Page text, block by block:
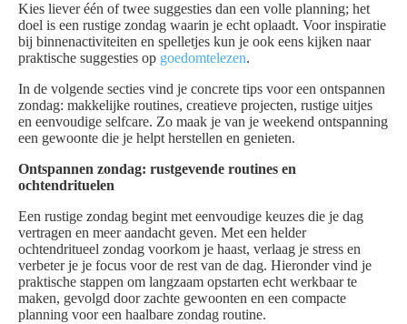
Kies liever één of twee suggesties dan een volle planning; het
doel is een rustige zondag waarin je echt oplaadt. Voor inspiratie
bij binnenactiviteiten en spelletjes kun je ook eens kijken naar
praktische suggesties op goedomtelezen.
In de volgende secties vind je concrete tips voor een ontspannen
zondag: makkelijke routines, creatieve projecten, rustige uitjes
en eenvoudige selfcare. Zo maak je van je weekend ontspanning
een gewoonte die je helpt herstellen en genieten.
Ontspannen zondag: rustgevende routines en
ochtendrituelen
Een rustige zondag begint met eenvoudige keuzes die je dag
vertragen en meer aandacht geven. Met een helder
ochtendritueel zondag voorkom je haast, verlaag je stress en
verbeter je je focus voor de rest van de dag. Hieronder vind je
praktische stappen om langzaam opstarten echt werkbaar te
maken, gevolgd door zachte gewoonten en een compacte
planning voor een haalbare zondag routine.